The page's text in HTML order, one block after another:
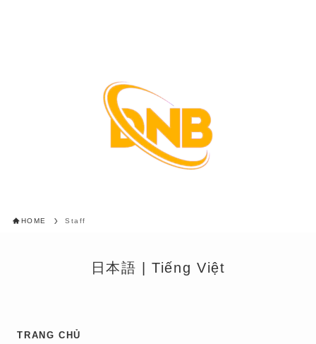
HOME Staff
日本語 |Tiếng Việt
TRANG CHỦ